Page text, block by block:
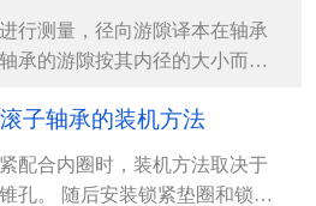
行测量，径向游隙译本在轴承
承的游隙按其内径的大小而不
子轴承的装机方法
配合内圈时，装机方法取决于
孔。 随后安装锁紧垫圈和锁紧